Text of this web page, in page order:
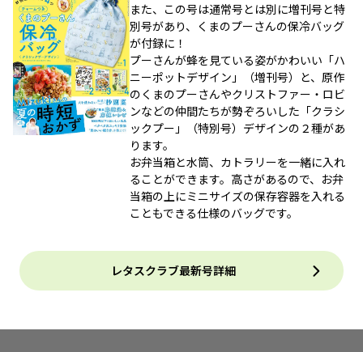
また、この号は通常号とは別に増刊号と特
別号があり、くまのプーさんの保冷バッグ
が付録に！
プーさんが蜂を見ている姿がかわいい「ハ
ニーポットデザイン」（増刊号）と、原作
のくまのプーさんやクリストファー・ロビ
ンなどの仲間たちが勢ぞろいした「クラシ
ックプー」（特別号）デザインの２種があ
ります。
お弁当箱と水筒、カトラリーを一緒に入れ
ることができます。高さがあるので、お弁
当箱の上にミニサイズの保存容器を入れる
こともできる仕様のバッグです。
レタスクラブ最新号詳細